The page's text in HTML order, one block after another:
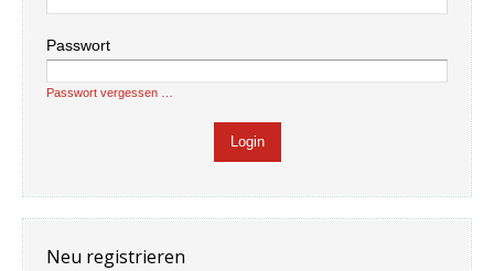
Passwort
Passwort vergessen …
Neu registrieren